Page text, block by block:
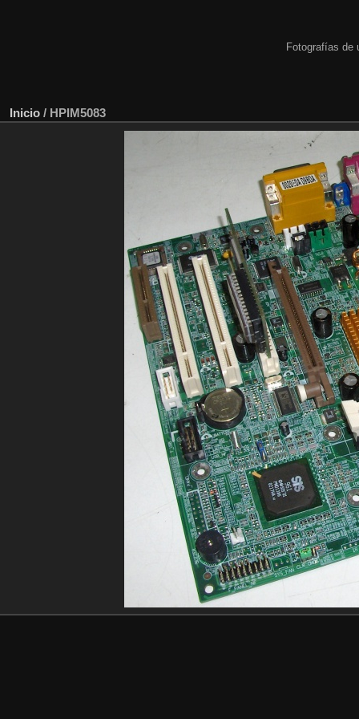
Fotografías de
Inicio / HPIM5083